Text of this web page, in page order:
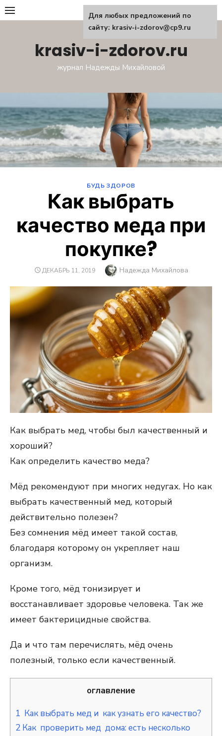
Перейти
к
krasiv-i-zdorov.ru
журнал Надежды Михайловой
БУДЬ ЗДОРОВ
Как выбрать
качество меда при
покупке?
ОПУБЛИКОВАНО
ДЕКАБРЬ 11, 2019 Автор
Надежда Михайлова
Как выбрать мед, чтобы был качественный и
хороший?
Как определить качество меда?
Мёд рекомендуют при многих недугах. Но как
выбрать качественный мед, который
действительно полезен?
Без сомнения мёд имеет такой состав,
благодаря которому он укрепляет наш
организм.
Кроме того, мёд тонизирует и
восстанавливает здоровье человека. Так же
имеет бактерицидные свойства.
Да и что там перечислять, мёд очень
полезный, только если качественный.
оглавление
1 Как выбрать мед и как узнать его качество?
2 Как проверить мед дома: есть несколько
Для любых предложений по
сайту: krasiv-i-zdorov@cp9.ru